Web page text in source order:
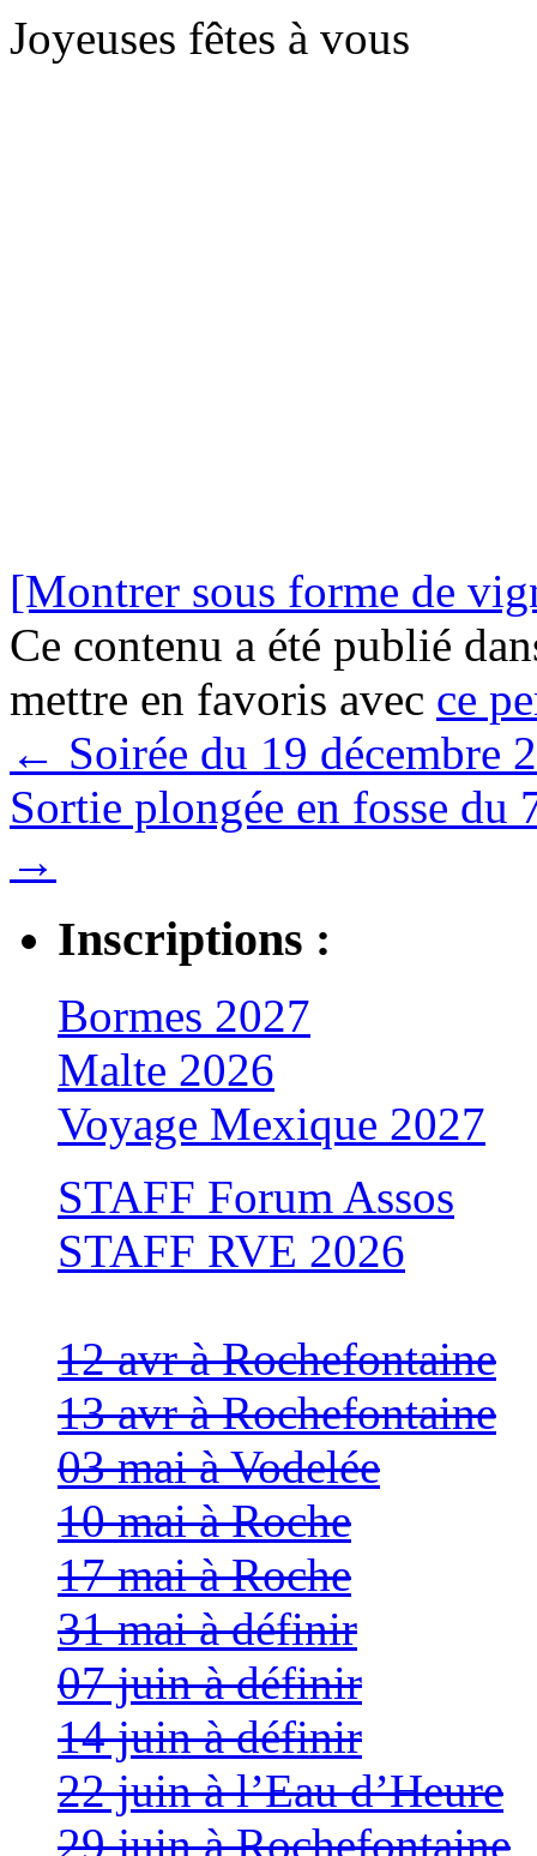
Joyeuses fêtes à vous
[Montrer sous forme de
Ce contenu a été publié
mettre en favoris avec ce
← Soirée du 19 décembre
Sortie plongée en fosse du
→
Inscriptions :
Bormes 2027
Malte 2026
Voyage Mexique 2027
STAFF Forum Assos
STAFF RVE 2026
12 avr à Rochefontaine
13 avr à Rochefontaine
03 mai à Vodelée
10 mai à Roche
17 mai à Roche
31 mai à définir
07 juin à définir
14 juin à définir
22 juin à l’Eau d’Heure
29 juin à Rochefontaine